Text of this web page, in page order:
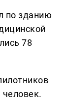
по зданию
78